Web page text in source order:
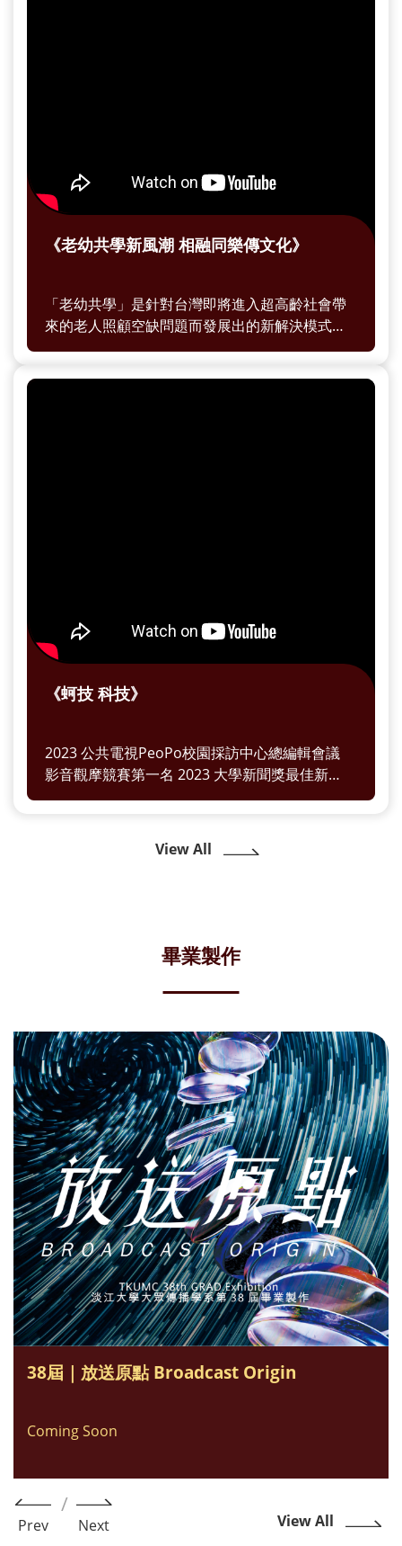
《老幼共學新風潮 相融同樂傳文化》
「老幼共學」是針對台灣即將進入超高齡社會帶
來的老人照顧空缺問題而發展出的新解決模式，
其倡導讓長者主動地進入校園、社區，和幼兒一
《蚵技 科技》
2023 公共電視PeoPo校園採訪中心總編輯會議
影音觀摩競賽第一名 2023 大學新聞獎最佳新聞
視頻類季
View All
畢業製作
38屆｜放送原點 Broadcast Origin
Coming Soon
View All